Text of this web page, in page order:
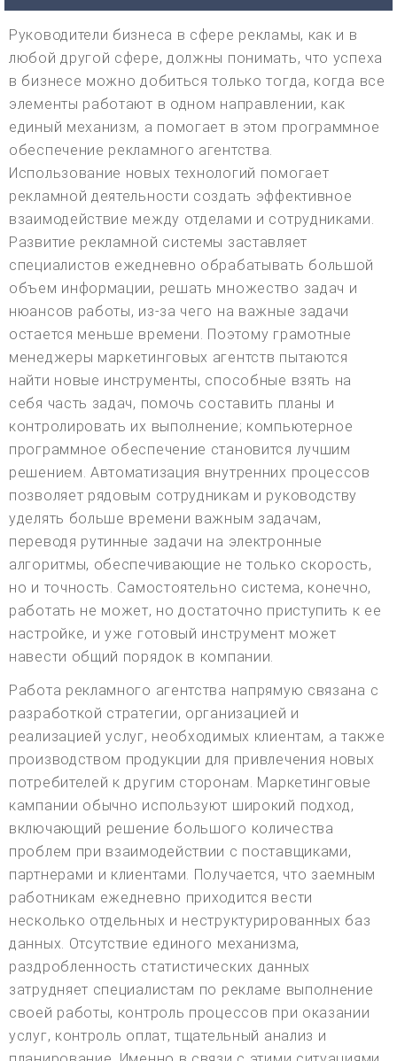
Руководители бизнеса в сфере рекламы, как и в
любой другой сфере, должны понимать, что успеха
в бизнесе можно добиться только тогда, когда все
элементы работают в одном направлении, как
единый механизм, а помогает в этом программное
обеспечение рекламного агентства.
Использование новых технологий помогает
рекламной деятельности создать эффективное
взаимодействие между отделами и сотрудниками.
Развитие рекламной системы заставляет
специалистов ежедневно обрабатывать большой
объем информации, решать множество задач и
нюансов работы, из-за чего на важные задачи
остается меньше времени. Поэтому грамотные
менеджеры маркетинговых агентств пытаются
найти новые инструменты, способные взять на
себя часть задач, помочь составить планы и
контролировать их выполнение; компьютерное
программное обеспечение становится лучшим
решением. Автоматизация внутренних процессов
позволяет рядовым сотрудникам и руководству
уделять больше времени важным задачам,
переводя рутинные задачи на электронные
алгоритмы, обеспечивающие не только скорость,
но и точность. Самостоятельно система, конечно,
работать не может, но достаточно приступить к ее
настройке, и уже готовый инструмент может
навести общий порядок в компании.
Работа рекламного агентства напрямую связана с
разработкой стратегии, организацией и
реализацией услуг, необходимых клиентам, а также
производством продукции для привлечения новых
потребителей к другим сторонам. Маркетинговые
кампании обычно используют широкий подход,
включающий решение большого количества
проблем при взаимодействии с поставщиками,
партнерами и клиентами. Получается, что заемным
работникам ежедневно приходится вести
несколько отдельных и неструктурированных баз
данных. Отсутствие единого механизма,
раздробленность статистических данных
затрудняет специалистам по рекламе выполнение
своей работы, контроль процессов при оказании
услуг, контроль оплат, тщательный анализ и